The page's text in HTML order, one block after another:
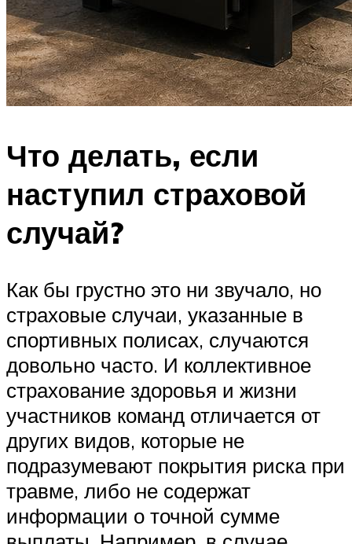
Что делать, если
наступил страховой
случай?
Как бы грустно это ни звучало, но
страховые случаи, указанные в
спортивных полисах, случаются
довольно часто. И коллективное
страхование здоровья и жизни
участников команд отличается от
других видов, которые не
подразумевают покрытия риска при
травме, либо не содержат
информации о точной сумме